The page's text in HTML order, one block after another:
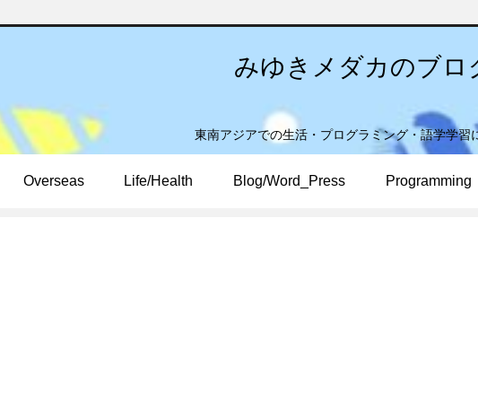
みゆきメダカのブロ
東南アジアでの生活・プログラミング・語学学
Overseas Life/Health Blog/Word_Press Programming